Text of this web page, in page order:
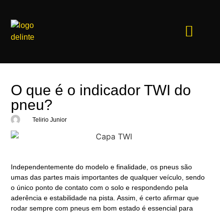
O que é o indicador TWI do
pneu?
Telirio Junior
Independentemente do modelo e finalidade, os pneus são
umas das partes mais importantes de qualquer veículo, sendo
o único ponto de contato com o solo e respondendo pela
aderência e estabilidade na pista. Assim, é certo afirmar que
rodar sempre com pneus em bom estado é essencial para